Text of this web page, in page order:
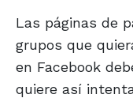
Las páginas de
grupos que
en Facebook
quiere así